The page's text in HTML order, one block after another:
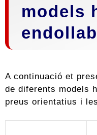
models
A continuació et
de diferents models
preus orientatius i